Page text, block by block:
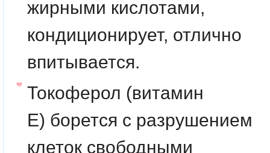
жирными кислотами,
кондиционирует, отлично
впитывается.
Токоферол (витамин
E) борется с разрушением
клеток свободными